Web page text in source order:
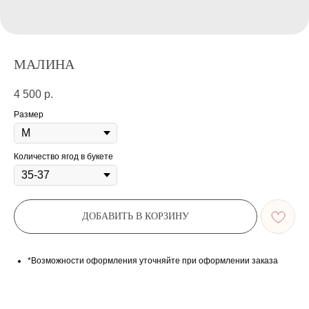
МАЛИНА
4 500 р.
Размер
Количество ягод в букете
ДОБАВИТЬ В КОРЗИНУ
*Возможности оформления уточняйте при оформлении заказа